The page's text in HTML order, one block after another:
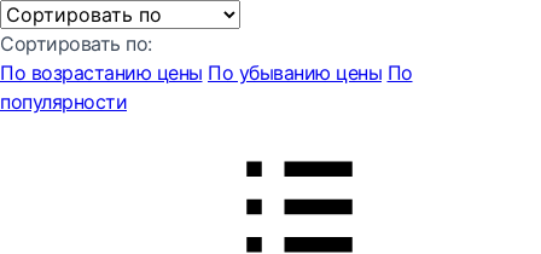
Сортировать по:
По возрастанию цены По убыванию цены По
популярности